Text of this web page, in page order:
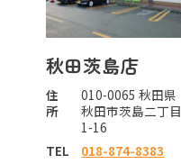
秋田茨島店
住
所
010-0065 秋田県
秋田市茨島二丁目
1-16
TEL
018-874-8383